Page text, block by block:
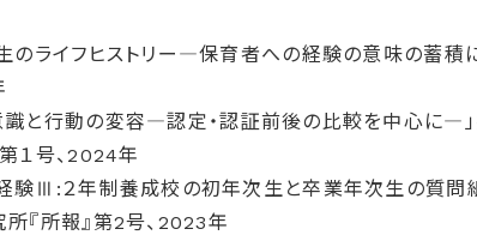
のライフヒストリー―保育者への経験の意味の蓄積
識と行動の変容―認定・認証前後の比較を中心に―
１号、2024年
験Ⅲ:２年制養成校の初年次生と卒業年次生の質問
『所報』第2号、2023年